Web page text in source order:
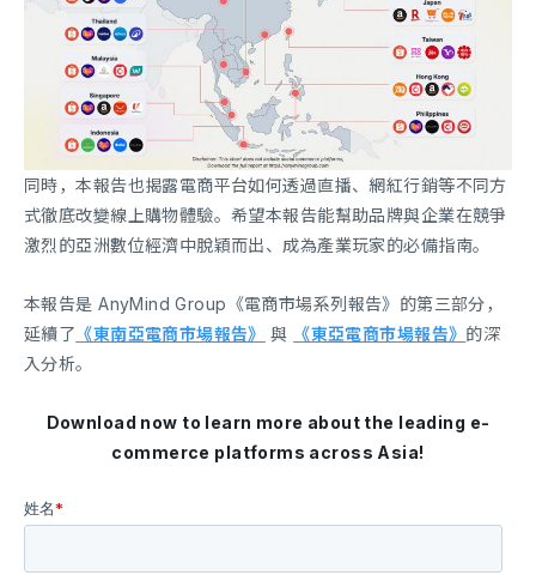
同時，本報告也揭露電商平台如何透過直播、網紅行銷等不同方
式徹底改變線上購物體驗。希望本報告能幫助品牌與企業在競爭
激烈的亞洲數位經濟中脫穎而出、成為產業玩家的必備指南。
本報告是 AnyMind Group《電商市場系列報告》的第三部分，
延續了 《東南亞電商市場報告》 與 《東亞電商市場報告》 的深
入分析。
Download now to learn more about the leading e-
commerce platforms across Asia!